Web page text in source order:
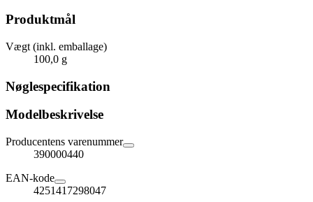
Produktmål
Vægt (inkl. emballage)
100,0 g
Nøglespecifikation
Modelbeskrivelse
Producentens varenummer
390000440
EAN-kode
4251417298047